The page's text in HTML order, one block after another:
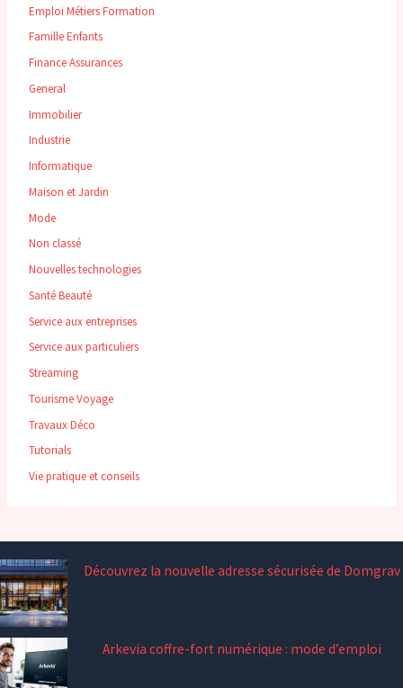
Emploi Métiers Formation
Famille Enfants
Finance Assurances
General
Immobilier
Industrie
Informatique
Maison et Jardin
Mode
Non classé
Nouvelles technologies
Santé Beauté
Service aux entreprises
Service aux particuliers
Streaming
Tourisme Voyage
Travaux Déco
Tutorials
Vie pratique et conseils
Découvrez la nouvelle adresse sécurisée de Domgrav
Arkevia coffre-fort numérique : mode d’emploi